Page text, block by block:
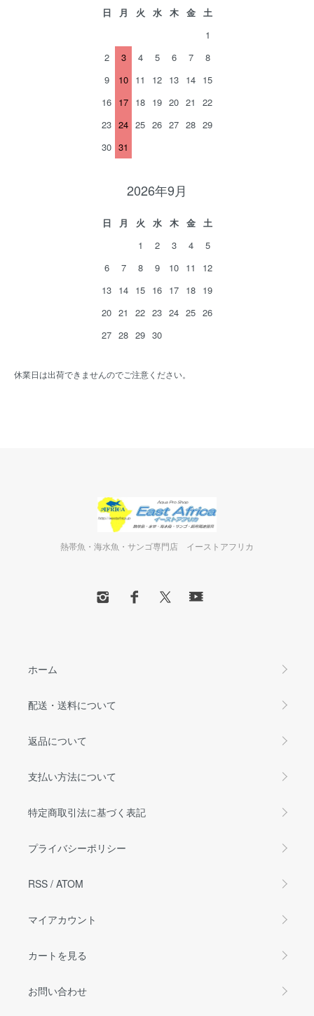
日 月 火 水 木 金
土
1
2
3 4 5 6 7
8
9
10 11 12 13 14 15
16 17 18 19 20 21
22
23 24 25 26 27 28 29
30 31
2026年9月
日 月 火 水 木 金
土
1
2 3 4
5
6
7 8 9 10 11
12
13 14 15 16 17 18 19
20 21 22 23 24 25 26
27 28 29 30
休業日は出荷できませんのでご注意ください。
熱帯魚・海水魚・サンゴ専門店 イーストアフリカ
ホーム
配送・送料について
返品について
支払い方法について
特定商取引法に基づく表記
プライバシーポリシー
RSS / ATOM
マイアカウント
カートを見る
お問い合わせ